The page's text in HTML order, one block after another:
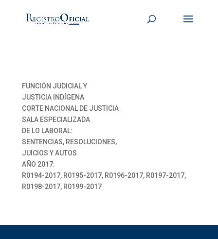
FUNCIÓN JUDICIAL Y
JUSTICIA INDÍGENA
CORTE NACIONAL DE JUSTICIA
SALA ESPECIALIZADA
DE LO LABORAL:
SENTENCIAS, RESOLUCIONES,
JUICIOS Y AUTOS
AÑO 2017:
R0194-2017, R0195-2017, R0196-2017, R0197-2017,
R0198-2017, R0199-2017